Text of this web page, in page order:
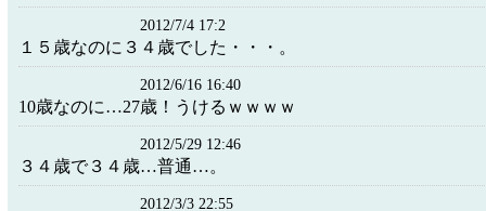
2012/7/4 17:2
１５歳なのに３４歳でした・・・。
2012/6/16 16:40
10歳なのに…27歳！うけるｗ
2012/5/29 12:46
３４歳で３４歳…普通…。
2012/3/3 22:55